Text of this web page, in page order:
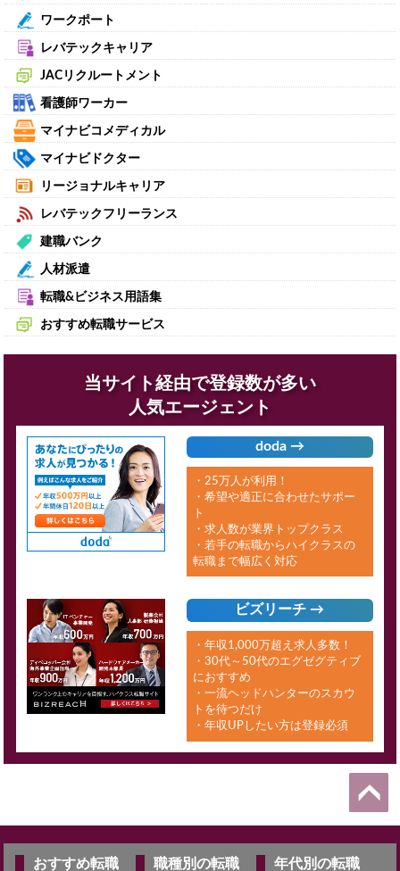
ワークポート
レバテックキャリア
JACリクルートメント
看護師ワーカー
マイナビコメディカル
マイナビドクター
リージョナルキャリア
レバテックフリーランス
建職バンク
人材派遣
転職&ビジネス用語集
おすすめ転職サービス
当サイト経由で登録数が多い
人気エージェント
doda →
・25万人が利用！
・希望や適正に合わせたサポー
ト
・求人数が業界トップクラス
・若手の転職からハイクラスの
転職まで幅広く対応
ビズリーチ →
・年収1,000万超え求人多数！
・30代～50代のエグゼグティブ
におすすめ
・一流ヘッドハンターのスカウ
トを待つだけ
・年収UPしたい方は登録必須
おすすめ転職
職種別の転職 年代別の転職